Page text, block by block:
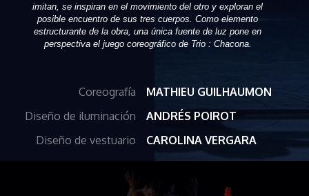
imitan, se inspiran en el movimiento del otro y exploran el
posible encuentro de sus tres cuerpos. Como elemento
estructurante de la obra, una única fuente de luz pone en
perspectiva el juego coreográfico de Trio : Chacona.
Coreografía
MATHIEU GUILHAUMON
Diseño de iluminación
ANDRÉS POIROT
Diseño de vestuario
CAROLINA VERGARA